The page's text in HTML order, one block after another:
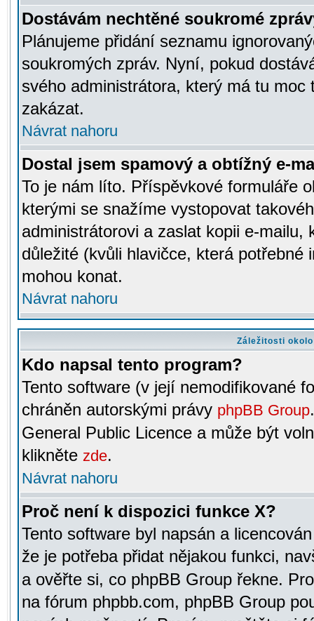
Dostávám nechtěné soukromé
Plánujeme přidání seznamu
soukromých zpráv. Nyní, pokud
svého administrátora, který má tu
zakázat.
Návrat nahoru
Dostal jsem spamový a obtížný e-
To je nám líto. Příspěvkové formuláře
kterými se snažíme vystopovat
administrátorovi a zaslat kopii e-mailu,
důležité (kvůli hlavičce, která potřebné
mohou konat.
Návrat nahoru
Záležitosti
Kdo napsal tento program?
Tento software (v její nemodifikované
chráněn autorskými právy phpBB Group
General Public Licence a může být
klikněte zde.
Návrat nahoru
Proč není k dispozici funkce X?
Tento software byl napsán a
že je potřeba přidat nějakou funkci,
a ověřte si, co phpBB Group řekne.
na fórum phpbb.com, phpBB Group